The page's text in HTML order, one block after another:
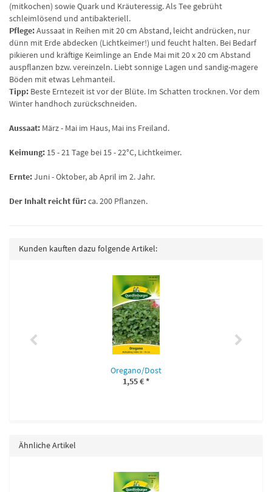
(mitkochen) sowie Quark und Kräuteressig. Als Tee gebrüht
schleimlösend und antibakteriell.
Pflege:Aussaat in Reihen mit 20 cm Abstand, leicht andrücken, nur
dünn mit Erde abdecken (Lichtkeimer!) und feucht halten. Bei Bedarf
pikieren und kräftige Keimlinge an Ende Mai mit 20 x 20 cm Abstand
auspflanzen bzw. vereinzeln. Liebt sonnige Lagen und sandig-magere
Böden mit etwas Lehmanteil.
Tipp: Beste Erntezeit ist vor der Blüte. Im Schatten trocknen. Vor dem
Winter handhoch zurückschneiden.
Aussaat: März - Mai im Haus, Mai ins Freiland.
Keimung: 15 - 21 Tage bei 15 - 22°C, Lichtkeimer.
Ernte:Juni - Oktober, ab April im 2. Jahr.
Der Inhalt reicht für:ca. 200 Pflanzen.
Kunden kauften dazu folgende Artikel:
Oregano/Dost
1,55 €*
Ähnliche Artikel